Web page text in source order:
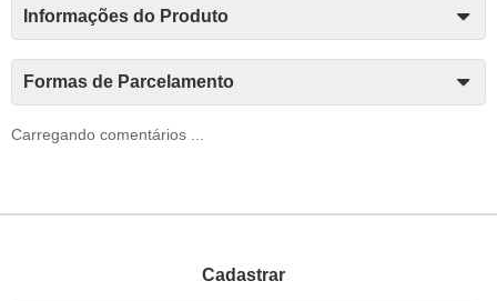
Informações do Produto
Formas de Parcelamento
Carregando comentários ...
Cadastrar